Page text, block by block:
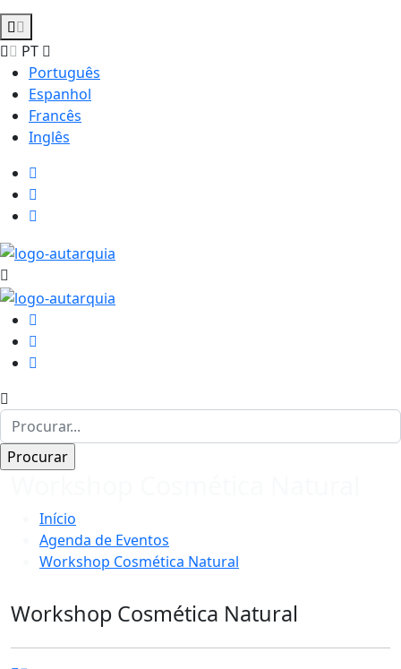
PT
Português
Espanhol
Francês
Inglês
Início
Agenda de Eventos
Workshop Cosmética Natural
Workshop Cosmética Natural